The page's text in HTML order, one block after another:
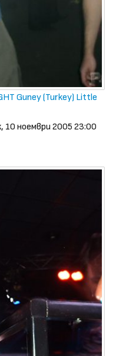
Guney (Turkey) Little
ноември 2005 23:00